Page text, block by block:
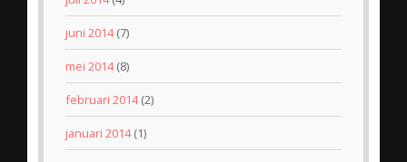
juni 2014(7)
mei 2014(8)
februari 2014(2)
januari 2014(1)